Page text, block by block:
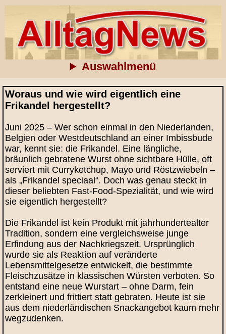
Auswahlmenü
Woraus und wie wird eigentlich eine
Frikandel hergestellt?
Juni 2025 – Wer schon einmal in den Niederlanden,
Belgien oder Westdeutschland an einer Imbissbude
war, kennt sie: die Frikandel. Eine längliche,
bräunlich gebratene Wurst ohne sichtbare Hülle, oft
serviert mit Curryketchup, Mayo und Röstzwiebeln –
als „Frikandel speciaal“. Doch was genau steckt in
dieser beliebten Fast-Food-Spezialität, und wie wird
sie eigentlich hergestellt?
Die Frikandel ist kein Produkt mit jahrhundertealter
Tradition, sondern eine vergleichsweise junge
Erfindung aus der Nachkriegszeit. Ursprünglich
wurde sie als Reaktion auf veränderte
Lebensmittelgesetze entwickelt, die bestimmte
Fleischzusätze in klassischen Würsten verboten. So
entstand eine neue Wurstart – ohne Darm, fein
zerkleinert und frittiert statt gebraten. Heute ist sie
aus dem niederländischen Snackangebot kaum mehr
wegzudenken.